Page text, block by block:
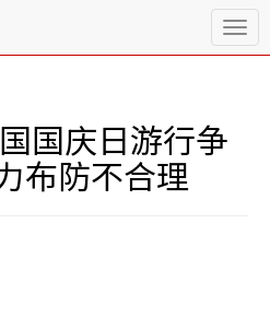
T
o
国庆日游行争
布防不合理